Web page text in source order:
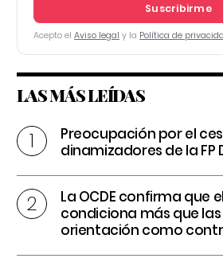
Suscribirme
Acepto el Aviso legal y la Política de
LAS MÁS LEÍDAS
Preocupación por el
dinamizadores de la FP
La OCDE confirma que
condiciona más que
orientación como